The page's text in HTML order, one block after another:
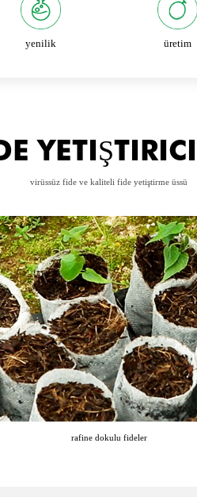
yenilik üretim
virüssüz fide ve kaliteli fide yetiştirme üssü
rafine dokulu fideler